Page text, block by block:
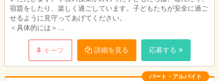
宿題をしたり、楽しく過ごしています。子どもたちが安全に過ご
せるように見守ってあげてください。
＜具体的には＞
・行事の企画と実施 ・児童の受入れ、送り出し ・おやつ準
備、提供
・集団活動のサポート見守り ・お子様の帰宅後のお掃除
・保護者対応、・スケジュール作成、・お便り等の案内書の作成
・事務作業（PCの文字入力程度）
キープ 詳細を見る 応募する
パート・アルバイト